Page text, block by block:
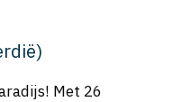
Met 26